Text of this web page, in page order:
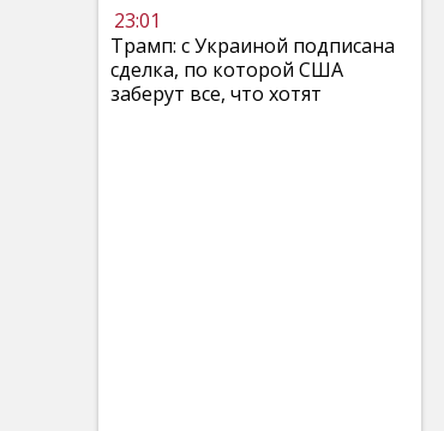
23:01
Трамп: с Украиной подписана
сделка, по которой США
заберут все, что хотят